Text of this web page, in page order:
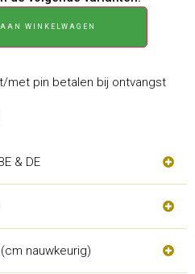
AAN WINKELWAGEN
met pin betalen bij ontvangst
& DE
nauwkeurig)